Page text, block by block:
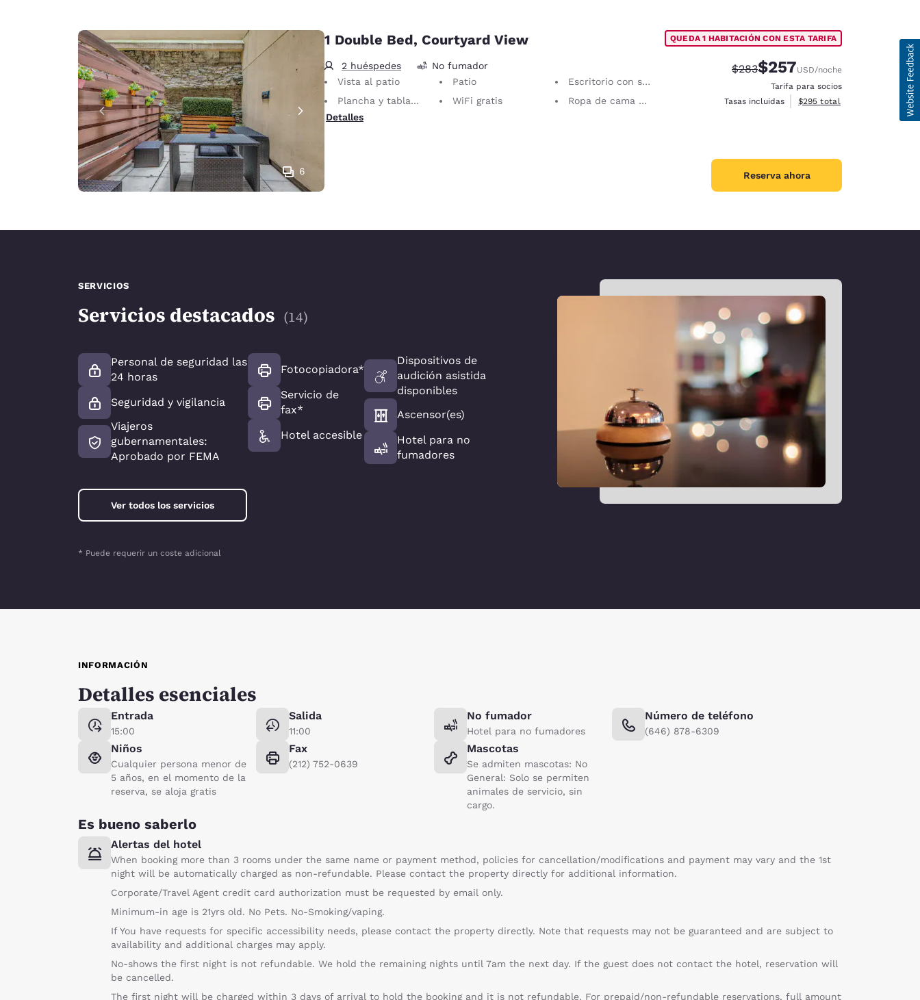
6
1 Double Bed, Courtyard View
2 huéspedes
No fumador
Vista al patio
Patio
Escritorio con silla ergonómica
Plancha y tabla de planchar
WiFi gratis
Ropa de cama mejorada
Detalles
QUEDA 1 HABITACIÓN CON ESTA TARIFA
Tarifa tachada:
$283Tarifa reducida:
$257USD/noche
Tarifa para socios
Tasas incluidas
Ver detalles totales
$295 total
Reserva ahora
SERVICIOS
Servicios destacados (14)
Personal de seguridad las
24 horas
Seguridad y vigilancia
Viajeros
gubernamentales:
Aprobado por FEMA
Fotocopiadora*
Servicio de
fax*
Hotel accesible
Dispositivos de
audición asistida
disponibles
Ascensor(es)
Hotel para no
fumadores
Ver todos los servicios
* Puede requerir un coste adicional
INFORMACIÓN
Detalles esenciales
Entrada
15:00
Salida
11:00
No fumador
Hotel para no fumadores
Número de teléfono
(646) 878-6309
Niños
Cualquier persona menor de
5 años, en el momento de la
reserva, se aloja gratis
Fax
(212) 752-0639
Mascotas
Se admiten mascotas: No
General: Solo se permiten
animales de servicio, sin
cargo.
Es bueno saberlo
Alertas del hotel
When booking more than 3 rooms under the same name or payment method, policies for cancellation/modifications and payment may vary and the 1st
night will be automatically charged as non-refundable. Please contact the property directly for additional information.
Corporate/Travel Agent credit card authorization must be requested by email only.
Minimum-in age is 21yrs old. No Pets. No-Smoking/vaping.
If You have requests for specific accessibility needs, please contact the property directly. Note that requests may not be guaranteed and are subject to
availability and additional charges may apply.
No-shows the first night is not refundable. We hold the remaining nights until 7am the next day. If the guest does not contact the hotel, reservation will
be cancelled.
The first night will be charged within 3 days of arrival to hold the booking and it is not refundable. For prepaid/non-refundable reservations, full amount